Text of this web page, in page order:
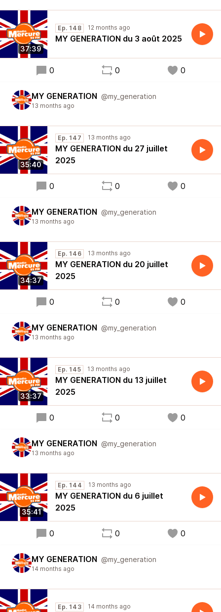
37:39
Ep. 148 12 months ago
MY GENERATION du 3 août 2025
0 0 0
MY GENERATION @my_generation
13 months ago
35:40
Ep. 147 13 months ago
MY GENERATION du 27 juillet
2025
0 0 0
MY GENERATION @my_generation
13 months ago
34:37
Ep. 146 13 months ago
MY GENERATION du 20 juillet
2025
0 0 0
MY GENERATION @my_generation
13 months ago
33:37
Ep. 145 13 months ago
MY GENERATION du 13 juillet
2025
0 0 0
MY GENERATION @my_generation
13 months ago
35:41
Ep. 144 13 months ago
MY GENERATION du 6 juillet
2025
0 0 0
MY GENERATION @my_generation
14 months ago
Ep. 143 14 months ago